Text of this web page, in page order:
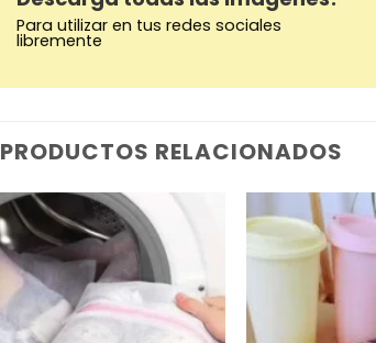
Para utilizar en tus redes sociales
libremente
PRODUCTOS RELACIONADOS